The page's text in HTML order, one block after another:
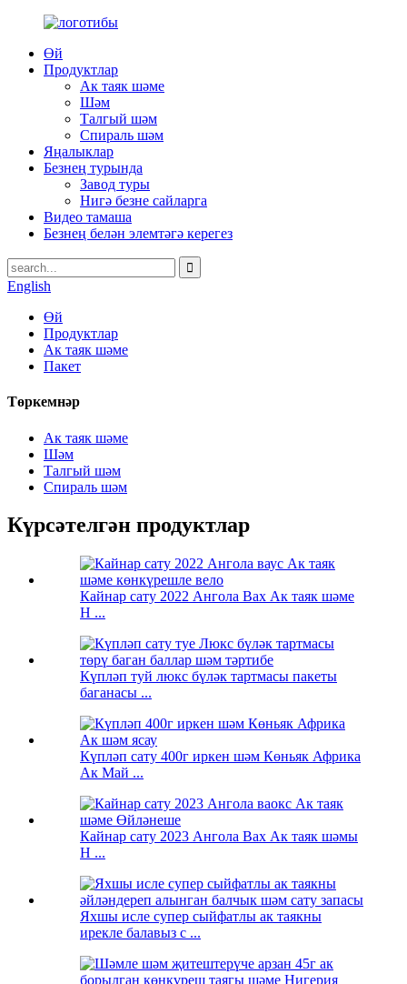
Өй
Продуктлар
Ак таяк шәме
Шәм
Талгый шәм
Спираль шәм
Яңалыклар
Безнең турында
Завод туры
Нигә безне сайларга
Видео тамаша
Безнең белән элемтәгә керегез
English
Өй
Продуктлар
Ак таяк шәме
Пакет
Төркемнәр
Ак таяк шәме
Шәм
Талгый шәм
Спираль шәм
Күрсәтелгән продуктлар
Кайнар сату 2022 Ангола Вах Ак таяк шәме
H ...
Күпләп туй люкс бүләк тартмасы пакеты
баганасы ...
Күпләп сату 400г иркен шәм Көньяк Африка
Ак Май ...
Кайнар сату 2023 Ангола Вах Ак таяк шәмы
H ...
Яхшы исле супер сыйфатлы ак таякны
ирекле балавыз с ...